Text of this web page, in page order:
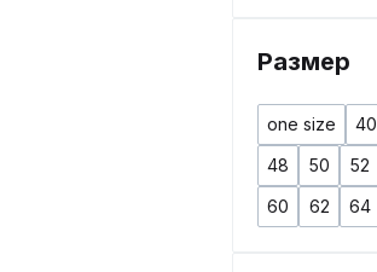
Размер
one size 40
48
50 52
60
62 64